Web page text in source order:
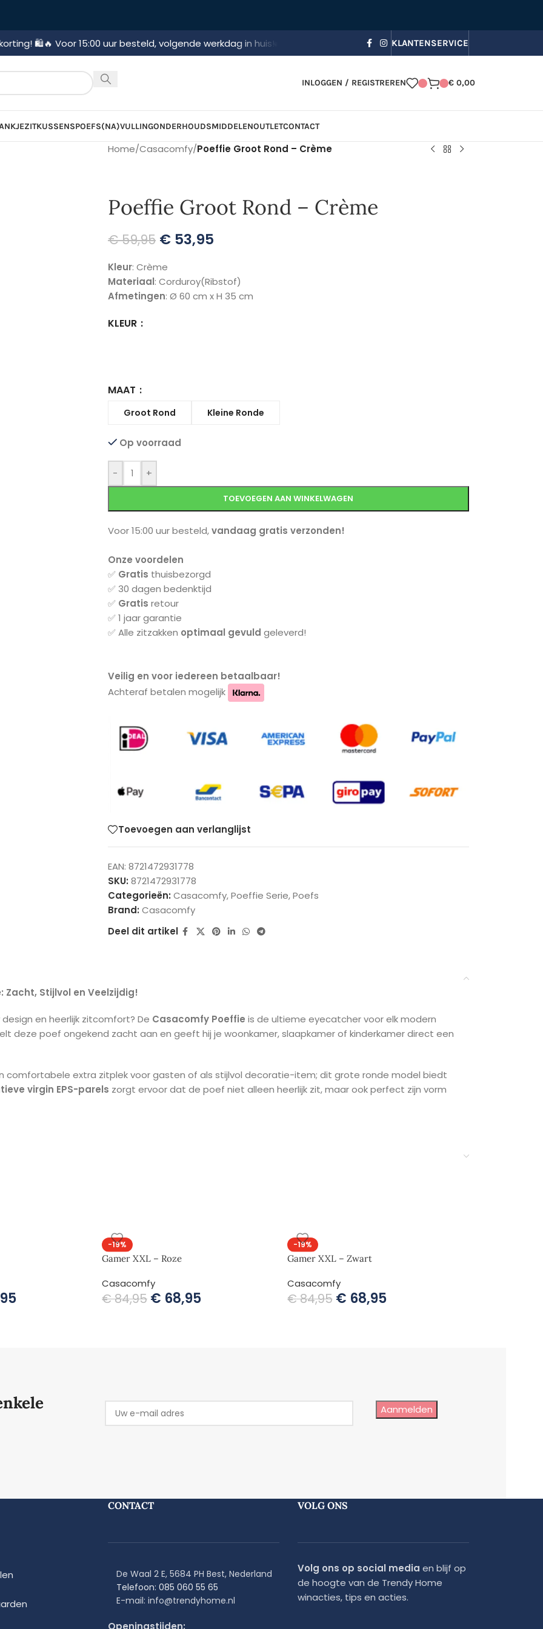
Voor 15:00 uur besteld, volgende werkdag in huis!🚛 Gratis bezorging, Zomerkorting in je winkelmandje!☀️ Gebruik code
KLANTENSERVICE
INLOGGEN / REGISTREREN € 0,00
ZITKUSSENSPOEFS(NA)VULLINGONDERHOUDSMIDDELENOUTLETCONTACT
Home/Casacomfy/Poeffie Groot Rond – Crème
Poeffie Groot Rond – Crème
€59,95 €53,95
Kleur: Crème
Materiaal: Corduroy(Ribstof)
Afmetingen: Ø 60 cm x H 35 cm
KLEUR
MAAT
Groot Rond Kleine Ronde
Op voorraad
- +
TOEVOEGEN AAN WINKELWAGEN
Voor 15:00 uur besteld,vandaag gratis verzonden!
Onze voordelen
✅ Gratis thuisbezorgd
✅ 30 dagen bedenktijd
✅ Gratis retour
✅ 1 jaar garantie
✅ Alle zitzakken optimaal gevuld geleverd!
Veilig en voor iedereen betaalbaar!
Achteraf betalen mogelijk
Toevoegen aan verlanglijst
EAN: 8721472931778
SKU: 8721472931778
Categorieën: Casacomfy,Poeffie Serie,Poefs
Brand: Casacomfy
Deel dit artikel
Stijlvol en Veelzijdig!
en heerlijk zitcomfort? De Casacomfy Poeffie is de ultieme eyecatcher voor elk modern
deze poef ongekend zacht aan en geeft hij je woonkamer, slaapkamer of kinderkamer direct een
comfortabele extra zitplek voor gasten of als stijlvol decoratie-item; dit grote ronde model biedt
virgin EPS-parels zorgt ervoor dat de poef niet alleen heerlijk zit, maar ook perfect zijn vorm
virgin parels een betere veerkracht en een langere levensduur.
Grijs en Antraciet.
-19%
Gamer XXL – Roze
Casacomfy
€84,95 € 68,95
-19%
Gamer XXL – Zwart
Casacomfy
€84,95 € 68,95
Aanmelden
CONTACT
De Waal 2 E, 5684 PH Best, Nederland
Telefoon: 085 060 55 65
E-mail: info@trendyhome.nl
Openingstijden:
VOLG ONS
Volg ons op social media en blijf op
de hoogte van de Trendy Home
winacties, tips en acties.